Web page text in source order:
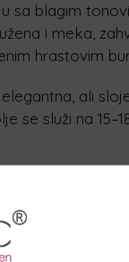
sa blagim
i meka,
hrastovim
elegantna, ali
se služi na
Cellars